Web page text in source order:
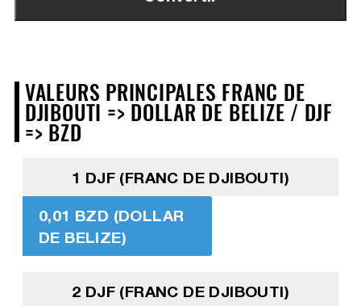
VALEURS PRINCIPALES FRANC DE
DJIBOUTI => DOLLAR DE BELIZE / DJF
=> BZD
1 DJF (FRANC DE DJIBOUTI)
0,01 BZD (DOLLAR
DE BELIZE)
2 DJF (FRANC DE DJIBOUTI)